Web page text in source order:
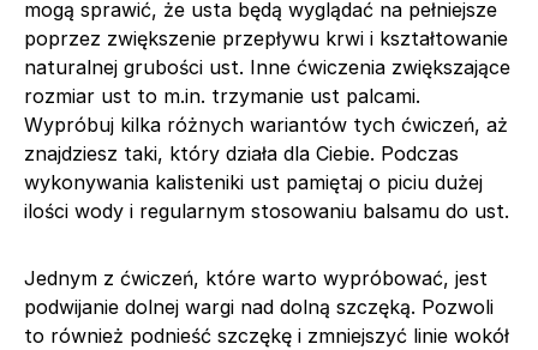
mogą sprawić, że usta będą wyglądać na pełniejsze
poprzez zwiększenie przepływu krwi i kształtowanie
naturalnej grubości ust. Inne ćwiczenia zwiększające
rozmiar ust to m.in. trzymanie ust palcami.
Wypróbuj kilka różnych wariantów tych ćwiczeń, aż
znajdziesz taki, który działa dla Ciebie. Podczas
wykonywania kalisteniki ust pamiętaj o piciu dużej
ilości wody i regularnym stosowaniu balsamu do ust.
Jednym z ćwiczeń, które warto wypróbować, jest
podwijanie dolnej wargi nad dolną szczęką. Pozwoli
to również podnieść szczękę i zmniejszyć linie wokół